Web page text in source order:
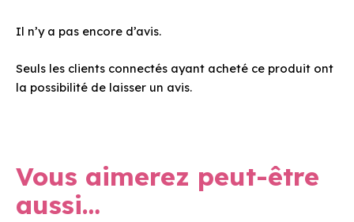
Il n’y a pas encore d’avis.
Seuls les clients connectés ayant acheté ce produit ont
la possibilité de laisser un avis.
Vous aimerez peut-être
aussi…